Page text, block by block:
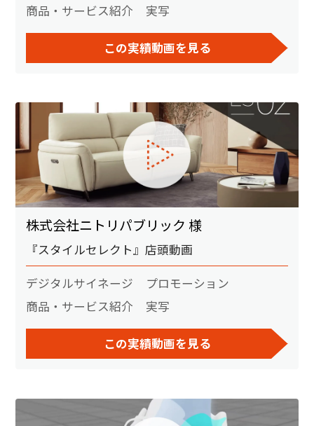
商品・サービス紹介
実写
この実績動画を見る
株式会社ニトリパブリック 様
『スタイルセレクト』店頭動画
デジタルサイネージ
プロモーション
商品・サービス紹介
実写
この実績動画を見る